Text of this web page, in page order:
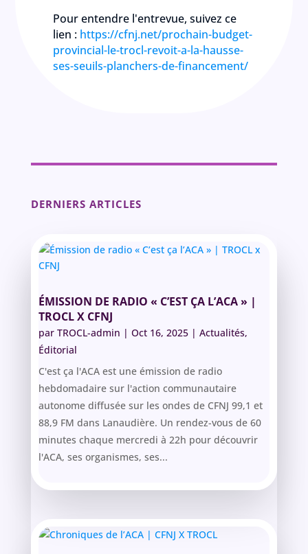
Pour entendre l'entrevue, suivez ce
lien : https://cfnj.net/prochain-budget-
provincial-le-trocl-revoit-a-la-hausse-
ses-seuils-planchers-de-financement/
DERNIERS ARTICLES
ÉMISSION DE RADIO « C’EST ÇA L’ACA » |
TROCL X CFNJ
par TROCL-admin | Oct 16, 2025| Actualités,
Éditorial
C'est ça l'ACA est une émission de radio
hebdomadaire sur l'action communautaire
autonome diffusée sur les ondes de CFNJ 99,1 et
88,9 FM dans Lanaudière. Un rendez-vous de 60
minutes chaque mercredi à 22h pour découvrir
l'ACA, ses organismes, ses...